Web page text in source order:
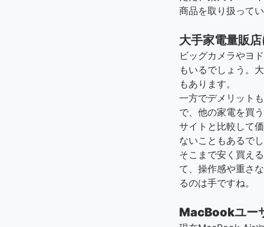
商品を取り扱って
大手家電量販
ビッグカメラやヨ
もいるでしょう。
もあります。
一方でデメリット
で、他の家電を買
サイトと比較して
ないこともあるで
そこまで安く買え
て、操作感や重さ
るのは手ですね。
MacBookユー